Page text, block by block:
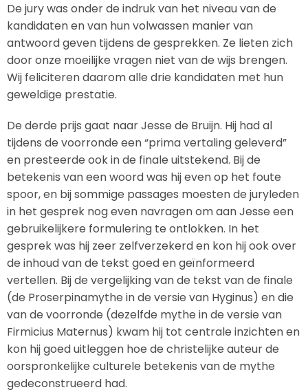
De jury was onder de indruk van het niveau van de
kandidaten en van hun volwassen manier van
antwoord geven tijdens de gesprekken. Ze lieten zich
door onze moeilijke vragen niet van de wijs brengen.
Wij feliciteren daarom alle drie kandidaten met hun
geweldige prestatie.
De derde prijs gaat naar Jesse de Bruijn. Hij had al
tijdens de voorronde een “prima vertaling geleverd”
en presteerde ook in de finale uitstekend. Bij de
betekenis van een woord was hij even op het foute
spoor, en bij sommige passages moesten de juryleden
in het gesprek nog even navragen om aan Jesse een
gebruikelijkere formulering te ontlokken. In het
gesprek was hij zeer zelfverzekerd en kon hij ook over
de inhoud van de tekst goed en geïnformeerd
vertellen. Bij de vergelijking van de tekst van de finale
(de Proserpinamythe in de versie van Hyginus) en die
van de voorronde (dezelfde mythe in de versie van
Firmicius Maternus) kwam hij tot centrale inzichten en
kon hij goed uitleggen hoe de christelijke auteur de
oorspronkelijke culturele betekenis van de mythe
gedeconstrueerd had.